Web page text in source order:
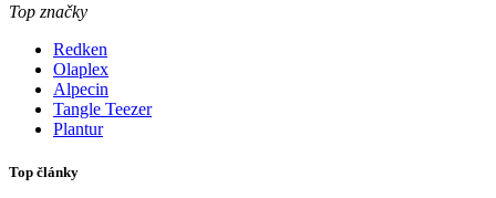
Top značky
Redken
Olaplex
Alpecin
Tangle Teezer
Plantur
Top články